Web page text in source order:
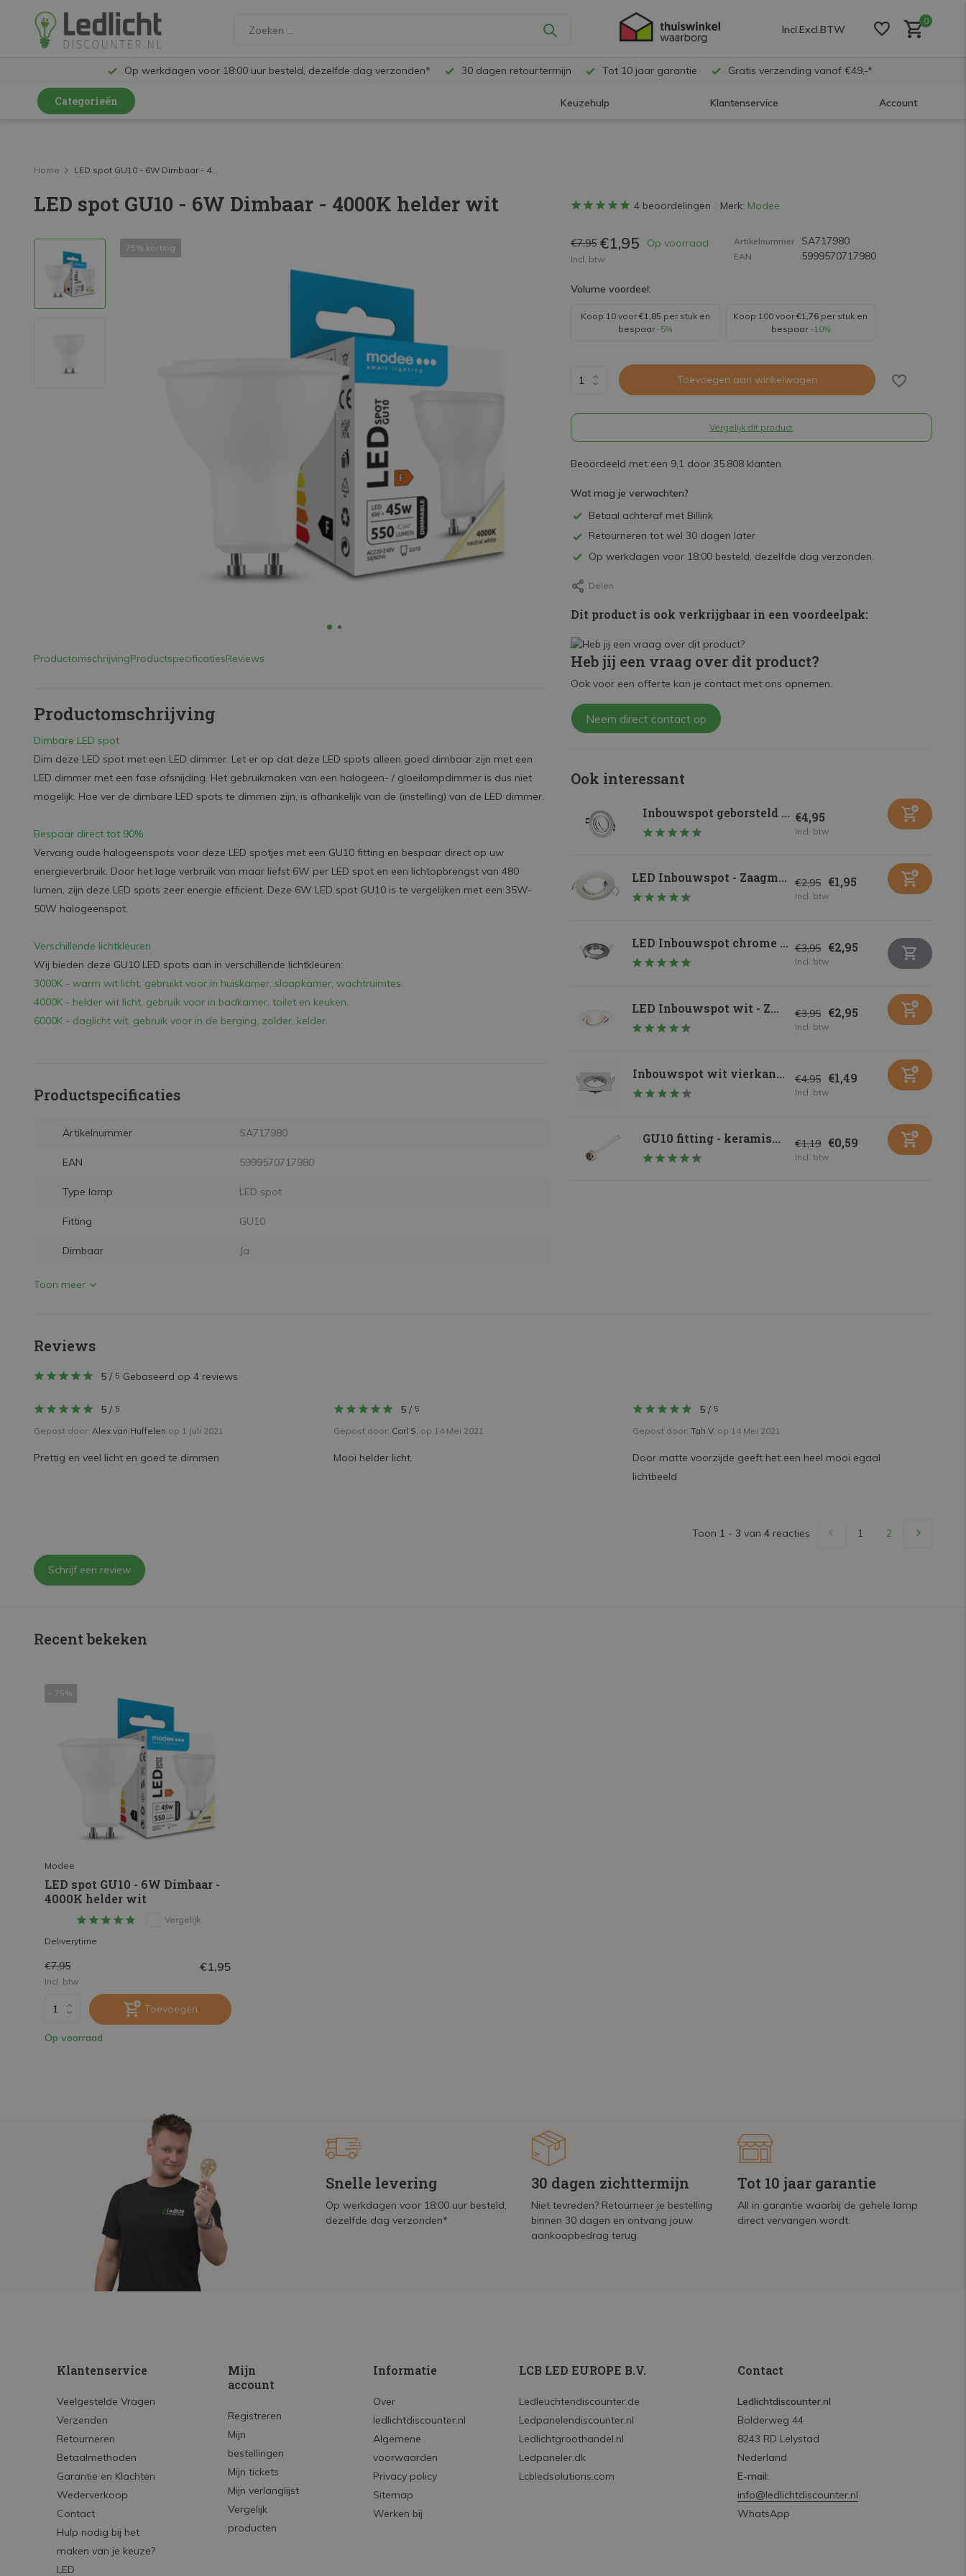
Incl.Excl.BTW
0
Op werkdagen voor 18:00 uur besteld, dezelfde dag verzonden* 30 dagen retourtermijn Tot 10 jaar garantie Gratis verzending vanaf €49,-*
Categorieën Keuzehulp Klantenservice Account
LED Railspots
LED Panelen
LED Plafondlampen en Wandlampen
LED Schijnwerpers
Home LED spot GU10 - 6W Dimbaar - 4...
LED spot GU10 - 6W Dimbaar - 4000K helder wit
75% korting
ProductomschrijvingProductspecificatiesReviews
Productomschrijving
Dimbare LED spot
Dim deze LED spot met een LED dimmer. Let er op dat deze LED spots alleen goed dimbaar zijn met een
LED dimmer met een fase afsnijding. Het gebruikmaken van een halogeen- / gloeilampdimmer is dus niet
mogelijk. Hoe ver de dimbare LED spots te dimmen zijn, is afhankelijk van de (instelling) van de LED dimmer.
Bespaar direct tot 90%
Vervang oude halogeenspots voor deze LED spotjes met een GU10 fitting en bespaar direct op uw
energieverbruik. Door het lage verbruik van maar liefst 6W per LED spot en een lichtopbrengst van 480
lumen, zijn deze LED spots zeer energie efficient. Deze 6W LED spot GU10 is te vergelijken met een 35W-
50W halogeenspot.
Verschillende lichtkleuren
Wij bieden deze GU10 LED spots aan in verschillende lichtkleuren:
3000K - warm wit licht, gebruikt voor in huiskamer, slaapkamer, wachtruimtes.
4000K - helder wit licht, gebruik voor in badkamer, toilet en keuken.
6000K - daglicht wit, gebruik voor in de berging, zolder, kelder.
Productspecificaties
Artikelnummer SA717980
EAN 5999570717980
Type lamp LED spot
Fitting GU10
Dimbaar Ja
Toon meer
4 beoordelingen Merk: Modee
€7,95 €1,95 Op voorraad
Incl. btw
Artikelnummer SA717980
EAN 5999570717980
Volume voordeel:
Koop 10 voor€1,85 per stuk en
bespaar -5%
Koop 100 voor€1,76 per stuk en
bespaar -10%
Toevoegen aan winkelwagen
Vergelijk dit product
Beoordeeld met een 9,1 door 35.808 klanten
Wat mag je verwachten?
Betaal achteraf met Billink
Retourneren tot wel 30 dagen later
Op werkdagen voor 18:00 besteld, dezelfde dag verzonden.
Delen
Dit product is ook verkrijgbaar in een voordeelpak:
Heb jij een vraag over dit product?
Ook voor een offerte kan je contact met ons opnemen.
Neem direct contact op
Ook interessant
Inbouwspot geborsteld ... €4,95
Incl. btw
LED Inbouwspot - Zaagm... €2,95 €1,95
Incl. btw
LED Inbouwspot chrome ... €3,95 €2,95
Incl. btw
LED Inbouwspot wit - Z... €3,95 €2,95
Incl. btw
Inbouwspot wit vierkan... €4,95 €1,49
Incl. btw
GU10 fitting - keramis... €1,19 €0,59
Incl. btw
Reviews
5 / 5 Gebaseerd op 4 reviews
5 / 5
Gepost door: Alex van Huffelen op 1 Juli 2021
Prettig en veel licht en goed te dimmen
5/ 5
Gepost door: Carl S. op 14 Mei 2021
Mooi helder licht.
5 / 5
Gepost door:Tah V. op 14 Mei 2021
Door matte voorzijde geeft het een heel mooi egaal
lichtbeeld
Toon 1 - 3 van 4 reacties 1 2
Schrijf een review
Recent bekeken
- 75%
Modee
LED spot GU10 - 6W Dimbaar -
4000K helder wit
Vergelijk
Deliverytime
€7,95 €1,95
Incl. btw
Toevoegen
Op voorraad
Snelle levering
Op werkdagen voor 18:00 uur besteld,
dezelfde dag verzonden*
30 dagen zichttermijn
Niet tevreden? Retourneer je bestelling
binnen 30 dagen en ontvang jouw
aankoopbedrag terug.
Tot 10 jaar garantie
All in garantie waarbij de gehele lamp
direct vervangen wordt.
Klantenservice
Veelgestelde Vragen
Verzenden
Retourneren
Betaalmethoden
Garantie en Klachten
Wederverkoop
Contact
Hulp nodig bij het
maken van je keuze?
LED
Mijn
account
Registreren
Mijn
bestellingen
Mijn tickets
Mijn verlanglijst
Vergelijk
producten
Informatie
Over
ledlichtdiscounter.nl
Algemene
voorwaarden
Privacy policy
Sitemap
Werken bij
LCB LED EUROPE B.V.
Ledleuchtendiscounter.de
Ledpanelendiscounter.nl
Ledlichtgroothandel.nl
Ledpaneler.dk
Lcbledsolutions.com
Contact
Ledlichtdiscounter.nl
Bolderweg 44
8243 RD Lelystad
Nederland
E-mail:
info@ledlichtdiscounter.nl
WhatsApp